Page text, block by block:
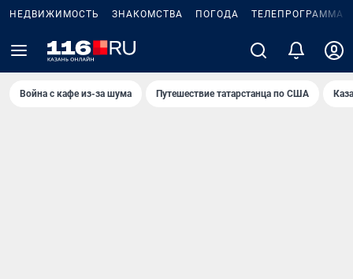
НЕДВИЖИМОСТЬ ЗНАКОМСТВА ПОГОДА ТЕЛЕПРОГРАММА
Война с кафе из-за шума Путешествие татарстанца по США